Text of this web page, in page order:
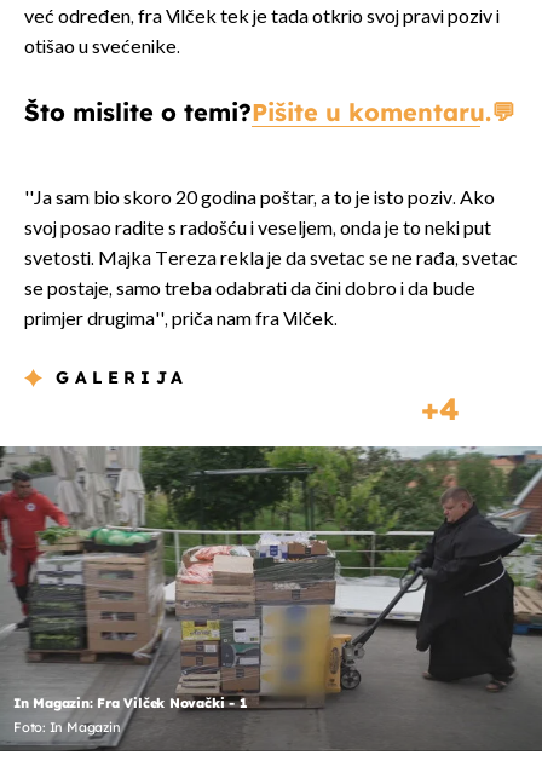
već određen, fra Vilček tek je tada otkrio svoj pravi poziv i
otišao u svećenike.
Što mislite o temi?Pišite u komentaru.
''Ja sam bio skoro 20 godina poštar, a to je isto poziv. Ako
svoj posao radite s radošću i veseljem, onda je to neki put
svetosti. Majka Tereza rekla je da svetac se ne rađa, svetac
se postaje, samo treba odabrati da čini dobro i da bude
primjer drugima'', priča nam fra Vilček.
GALERIJA
4
In Magazin: Fra Vilček Novački - 1
Foto: In Magazin